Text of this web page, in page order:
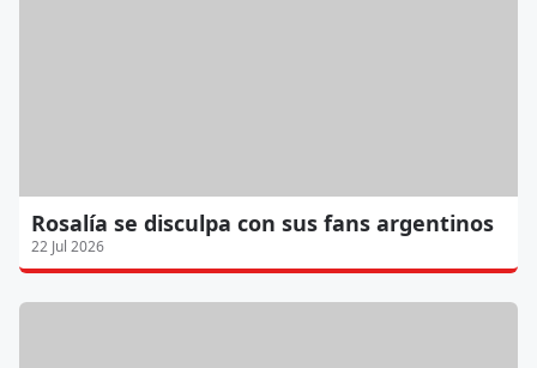
Rosalía se disculpa con sus fans argentinos
22 Jul 2026